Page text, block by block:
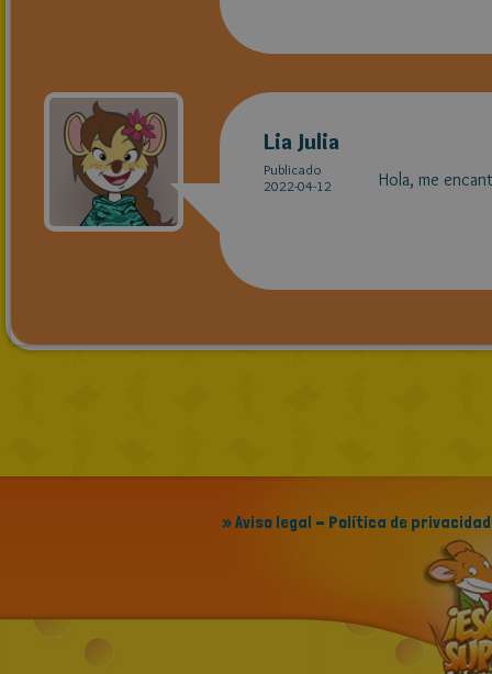
Lia Julia
Publicado
2022-04-12
Hola, me
» Aviso legal - Política de privacidad